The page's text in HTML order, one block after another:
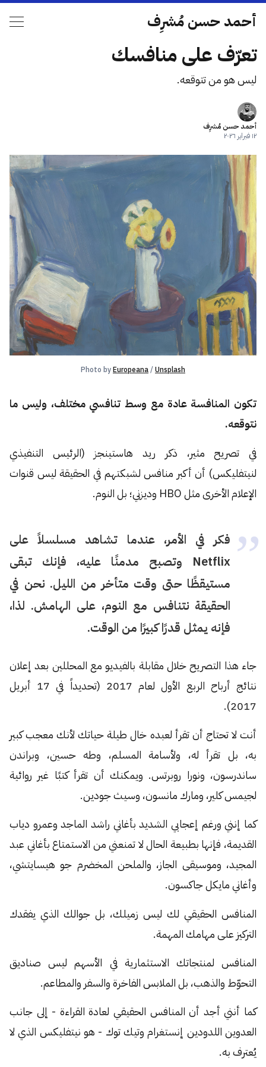
أحمد حسن مُشرِف
تعرّف على منافسك
ليس هو من تتوقعه.
أحمد حسن مُشرِف
١٢ فبراير ٢٠٢٦
Photo by Europeana / Unsplash
تكون المنافسة عادة مع وسط تنافسي مختلف، وليس ما
نتوقعه.
في تصريح مثير، ذكر ريد هاستينجز (الرئيس التنفيذي
لنيتفليكس) أن أكبر منافس لشبكتهم في الحقيقة ليس قنوات
الإعلام الأخرى مثل HBO وديزني؛ بل النوم.
فكر في الأمر، عندما تشاهد مسلسلاً على
Netflix وتصبح مدمنًا عليه، فإنك تبقى
مستيقظًا حتى وقت متأخر من الليل. نحن في
الحقيقة نتنافس مع النوم، على الهامش. لذا،
فإنه يمثل قدرًا كبيرًا من الوقت.
جاء هذا التصريح خلال مقابلة بالفيديو مع المحللين بعد إعلان
نتائج أرباح الربع الأول لعام 2017 (تحديداً في 17 أبريل
2017).
أنت لا تحتاج أن تقرأ لعبده خال طيلة حياتك لأنك معجب كبير
به، بل تقرأ له، ولأسامة المسلم، وطه حسين، وبراندن
ساندرسون، ونورا روبرتس. ويمكنك أن تقرأ كتبًا غير روائية
لجيمس كلير، ومارك مانسون، وسيث جودين.
كما إنني ورغم إعجابي الشديد بأغاني راشد الماجد وعمرو دياب
القديمة، فإنها بطبيعة الحال لا تمنعني من الاستمتاع بأغاني عبد
المجيد، وموسيقى الجاز، والملحن المخضرم جو هيسايتشي،
وأغاني مايكل جاكسون.
المنافس الحقيقي لك ليس زميلك، بل جوالك الذي يفقدك
التركيز على مهامك المهمة.
المنافس لمنتجاتك الاستثمارية في الأسهم ليس صناديق
التحوّط والذهب، بل الملابس الفاخرة والسفر والمطاعم.
كما أنني أجد أن المنافس الحقيقي لعادة القراءة - إلى جانب
العدوين اللدودين إنستغرام وتيك توك - هو نيتفليكس الذي لا
يُعترف به.